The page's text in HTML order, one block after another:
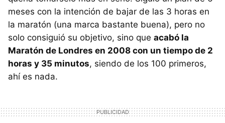
meses con la intención de bajar de las 3 horas en
la maratón (una marca bastante buena), pero no
solo consiguió su objetivo, sino que acabó la
Maratón de Londres en 2008 con un tiempo de 2
horas y 35 minutos, siendo de los 100 primeros,
ahí es nada.